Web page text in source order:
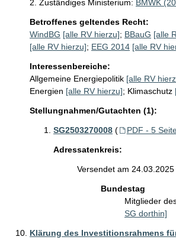
2. Zuständiges Ministerium: BMWK
Betroffenes geltendes Recht:
WindBG [alle RV hierzu]; BBauG [alle
[alle RV hierzu]; EEG 2014 [alle RV
Interessenbereiche:
Allgemeine Energiepolitik [alle RV
Energien [alle RV hierzu]; Klimaschutz
Stellungnahmen/Gutachten (1):
SG2503270008 ( PDF - 5
Adressatenkreis:
Versendet am 24.03.2025
Bundestag
Mitglieder
SG dorthin]
Klärung des Investitionsrahmens